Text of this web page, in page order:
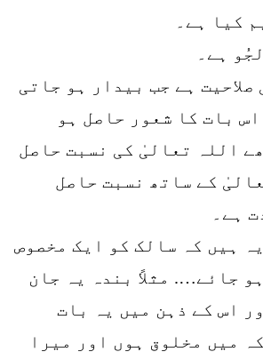
کیا ہے۔
ہے۔
صلاحیت ہے جب بیدار ہو جاتی
بات کا شعور حاصل ہو
اللہ تعالیٰ کی نسبت حاصل
کے ساتھ نسبت حاصل
ہے۔
ہیں کہ سالک کو ایک مخصوص
جائے…. مثلاً بندہ یہ جان
اس کے ذہن میں یہ بات
میں مخلوق ہوں اور میرا